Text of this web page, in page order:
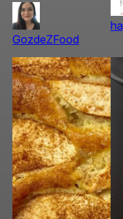
GozdeZFood